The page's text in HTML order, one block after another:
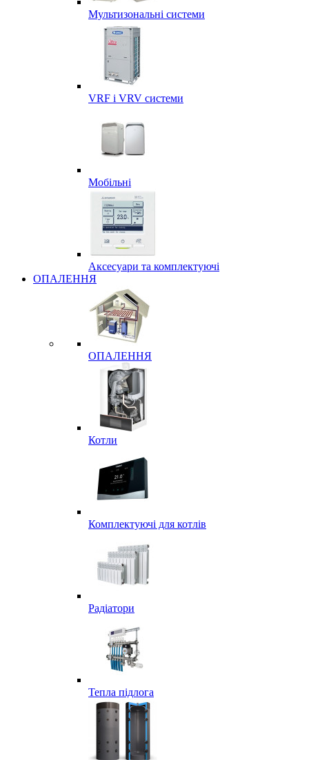
Мультизональні системи
VRF і VRV системи
Мобільні
Аксесуари та комплектуючі
ОПАЛЕННЯ
ОПАЛЕННЯ
Котли
Комплектуючі для котлів
Радіатори
Тепла підлога